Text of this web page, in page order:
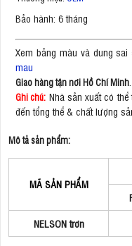
Bảo hành: 6 tháng
Xem bảng màu và dung sai
mau
Giao hàng tận nơi Hồ Chí Minh
Ghi chú: Nhà sản xuất có
đến tổng thể & chất lượng
Mô tả sản phẩm:
MÃ SẢN PHẨM
NELSON trơn